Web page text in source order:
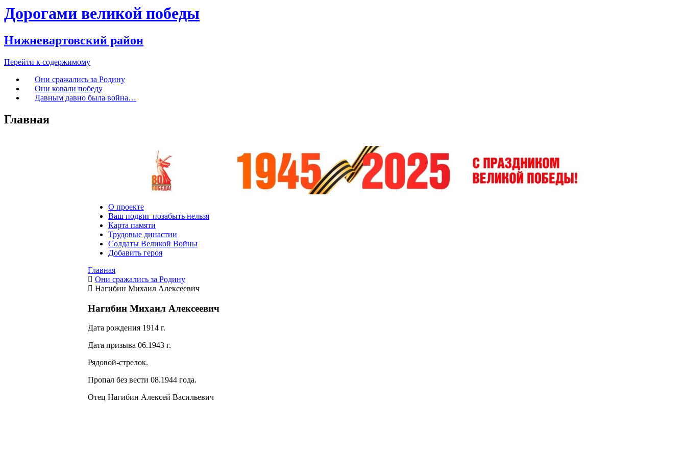
Дорогами великой победы
Нижневартовский район
Перейти к содержимому
Они сражались за Родину
Они ковали победу
Давным давно была война…
Главная
О проекте
Ваш подвиг позабыть нельзя
Карта памяти
Трудовые династии
Солдаты Великой Войны
Добавить героя
Главная
Они сражались за Родину
Нагибин Михаил Алексеевич
Нагибин Михаил Алексеевич
Дата рождения 1914 г.
Дата призыва 06.1943 г.
Рядовой-стрелок.
Пропал без вести 08.1944 года.
Отец Нагибин Алексей Васильевич